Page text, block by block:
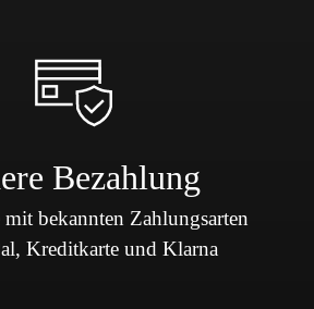
Bezahlung
mit bekannten Zahlungsarten
Kreditkarte und Klarna